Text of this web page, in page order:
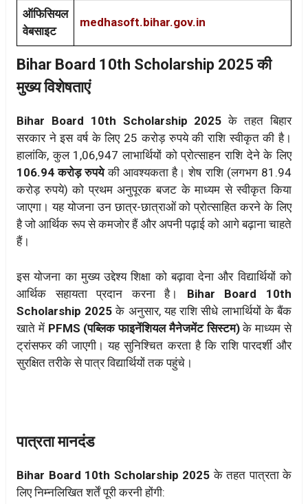
ऑफिसियल
वेबसाइट
medhasoft.bihar.gov.in
Bihar Board 10th Scholarship 2025 की
मुख्य विशेषताएं
Bihar Board 10th Scholarship 2025 के तहत बिहार
सरकार ने इस वर्ष के लिए 25 करोड़ रुपये की राशि स्वीकृत की है।
हालांकि, कुल 1,06,947 लाभार्थियों को प्रोत्साहन राशि देने के लिए
106.94 करोड़ रुपयेकी आवश्यकता है। शेष राशि (लगभग 81.94
करोड़ रुपये) को प्रथम अनुपूरक बजट के माध्यम से स्वीकृत किया
जाएगा। यह योजना उन छात्र-छात्राओं को प्रोत्साहित करने के लिए
है जो आर्थिक रूप से कमजोर हैं और अपनी पढ़ाई को आगे बढ़ाना चाहते
हैं।
इस योजना का मुख्य उद्देश्य शिक्षा को बढ़ावा देना और विद्यार्थियों को
आर्थिक सहायता प्रदान करना है। Bihar Board 10th
Scholarship 2025 के अनुसार, यह राशि सीधे लाभार्थियों के बैंक
खाते में PFMS (पब्लिक फाइनेंशियल मैनेजमेंट सिस्टम)के माध्यम से
ट्रांसफर की जाएगी। यह सुनिश्चित करता है कि राशि पारदर्शी और
सुरक्षित तरीके से पात्र विद्यार्थियों तक पहुंचे।
पात्रता मानदंड
Bihar Board 10th Scholarship 2025 के तहत पात्रता के
लिए निम्नलिखित शर्तें पूरी करनी होंगी: